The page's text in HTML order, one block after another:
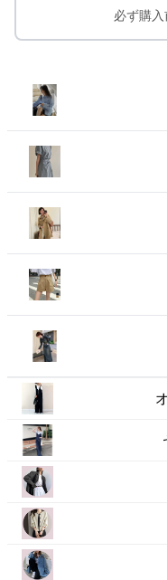
必ず購入